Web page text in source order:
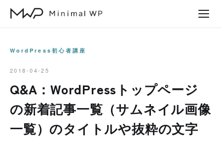
WordPress初心者講座
2018-04-25
Q&A：WordPressトップページ
の新着記事一覧（サムネイル画像
一覧）のタイトルや抜粋の文字